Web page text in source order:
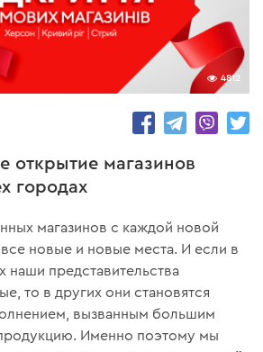
4812
открытие магазинов
городах
магазинов с каждой новой
новые и новые места. И если в
наши представительства
то в других они становятся
вызванным большим
Именно поэтому мы